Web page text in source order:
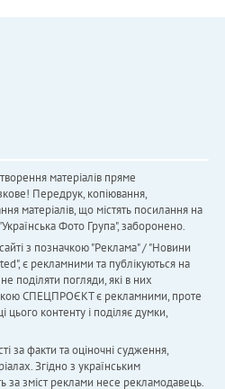
матеріалів пряме
Передрук, копіювання,
матеріалів, що містять посилання на
Фото Група", заборонено.
з позначкою "Реклама" / "Новини
є рекламними та публікуються на
поділяти погляди, які в них
СПЕЦПРОЄКТ є рекламними, проте
цього контенту і поділяє думки,
за факти та оціночні судження,
Згідно з українським
за зміст реклами несе рекламодавець.